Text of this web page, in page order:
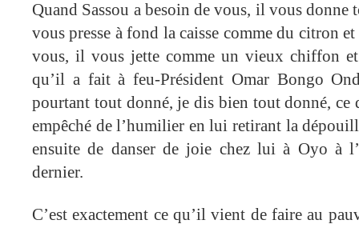
Quand Sassou a besoin de vous, il vous
vous presse à fond la caisse comme du citron
vous, il vous jette comme un vieux chiffon et
qu’il a fait à feu-Président Omar Bongo
pourtant tout donné, je dis bien tout donné, ce
empêché de l’humilier en lui retirant la
ensuite de danser de joie chez lui à Oyo à
dernier.
C’est exactement ce qu’il vient de faire au